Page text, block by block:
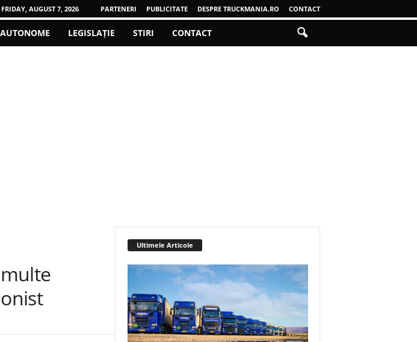
FRIDAY, AUGUST 7, 2026 PARTENERI PUBLICITATE DESPRE TRUCKMANIA.RO CONTACT
LEGISLAȚIE STIRI CONTACT
Ultimele Articole